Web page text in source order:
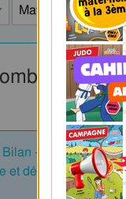
- Lire / écrire
et décomposer les